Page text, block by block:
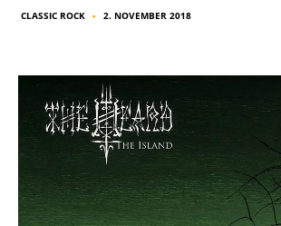
CLASSIC ROCK ■ 2. NOVEMBER 2018